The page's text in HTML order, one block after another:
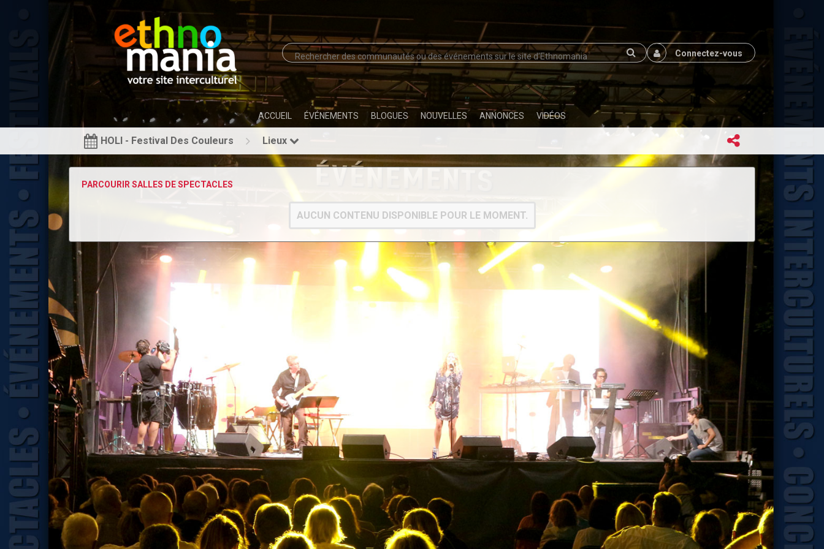
Connectez-vous
ACCUEIL ÉVÉNEMENTS BLOGUES NOUVELLES ANNONCES VIDÉOS
HOLI - Festival Des Couleurs Lieux
PARCOURIR SALLES DE SPECTACLES
AUCUN CONTENU DISPONIBLE POUR LE MOMENT.